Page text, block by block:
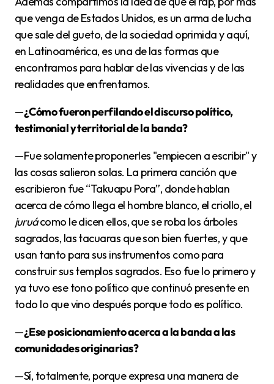
que venga de Estados Unidos, es un arma de lucha
que sale del gueto, de la sociedad oprimida y aquí,
en Latinoamérica, es una de las formas que
encontramos para hablar de las vivencias y de las
realidades que enfrentamos.
—¿Cómo fueron perfilando el discurso político,
testimonial y territorial de la banda?
—Fue solamente proponerles "empiecen a escribir" y
las cosas salieron solas. La primera canción que
escribieron fue “Takuapu Pora”, donde hablan
acerca de cómo llega el hombre blanco, el criollo, el
juruácomo le dicen ellos, que se roba los árboles
sagrados, las tacuaras que son bien fuertes, y que
usan tanto para sus instrumentos como para
construir sus templos sagrados. Eso fue lo primero y
ya tuvo ese tono político que continuó presente en
todo lo que vino después porque todo es político.
—¿Ese posicionamiento acerca a la banda a las
comunidades originarias?
—Sí, totalmente, porque expresa una manera de